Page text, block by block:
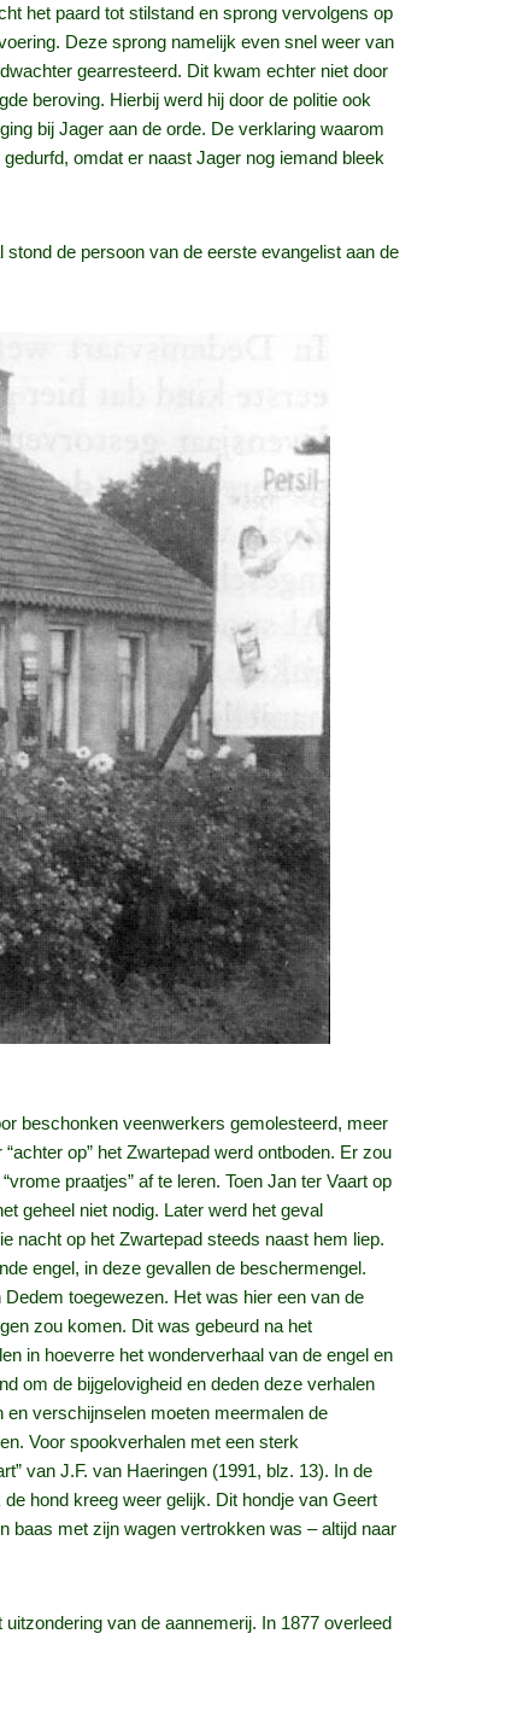
het paard tot stilstand en sprong vervolgens op
Deze sprong namelijk even snel weer van
gearresteerd. Dit kwam echter niet door
beroving. Hierbij werd hij door de politie ook
bij Jager aan de orde. De verklaring waarom
omdat er naast Jager nog iemand bleek
de persoon van de eerste evangelist aan de
beschonken veenwerkers gemolesteerd, meer
op” het Zwartepad werd ontboden. Er zou
praatjes” af te leren. Toen Jan ter Vaart op
geheel niet nodig. Later werd het geval
nacht op het Zwartepad steeds naast hem liep.
engel, in deze gevallen de beschermengel.
toegewezen. Het was hier een van de
zou komen. Dit was gebeurd na het
in hoeverre het wonderverhaal van de engel en
om de bijgelovigheid en deden deze verhalen
en verschijnselen moeten meermalen de
Voor spookverhalen met een sterk
van J.F. van Haeringen (1991, blz. 13). In de
hond kreeg weer gelijk. Dit hondje van Geert
baas met zijn wagen vertrokken was – altijd naar
van de aannemerij. In 1877 overleed